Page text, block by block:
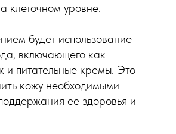
клеточном уровне.
будет использование
включающего как
и питательные кремы. Это
кожу необходимыми
ее здоровья и